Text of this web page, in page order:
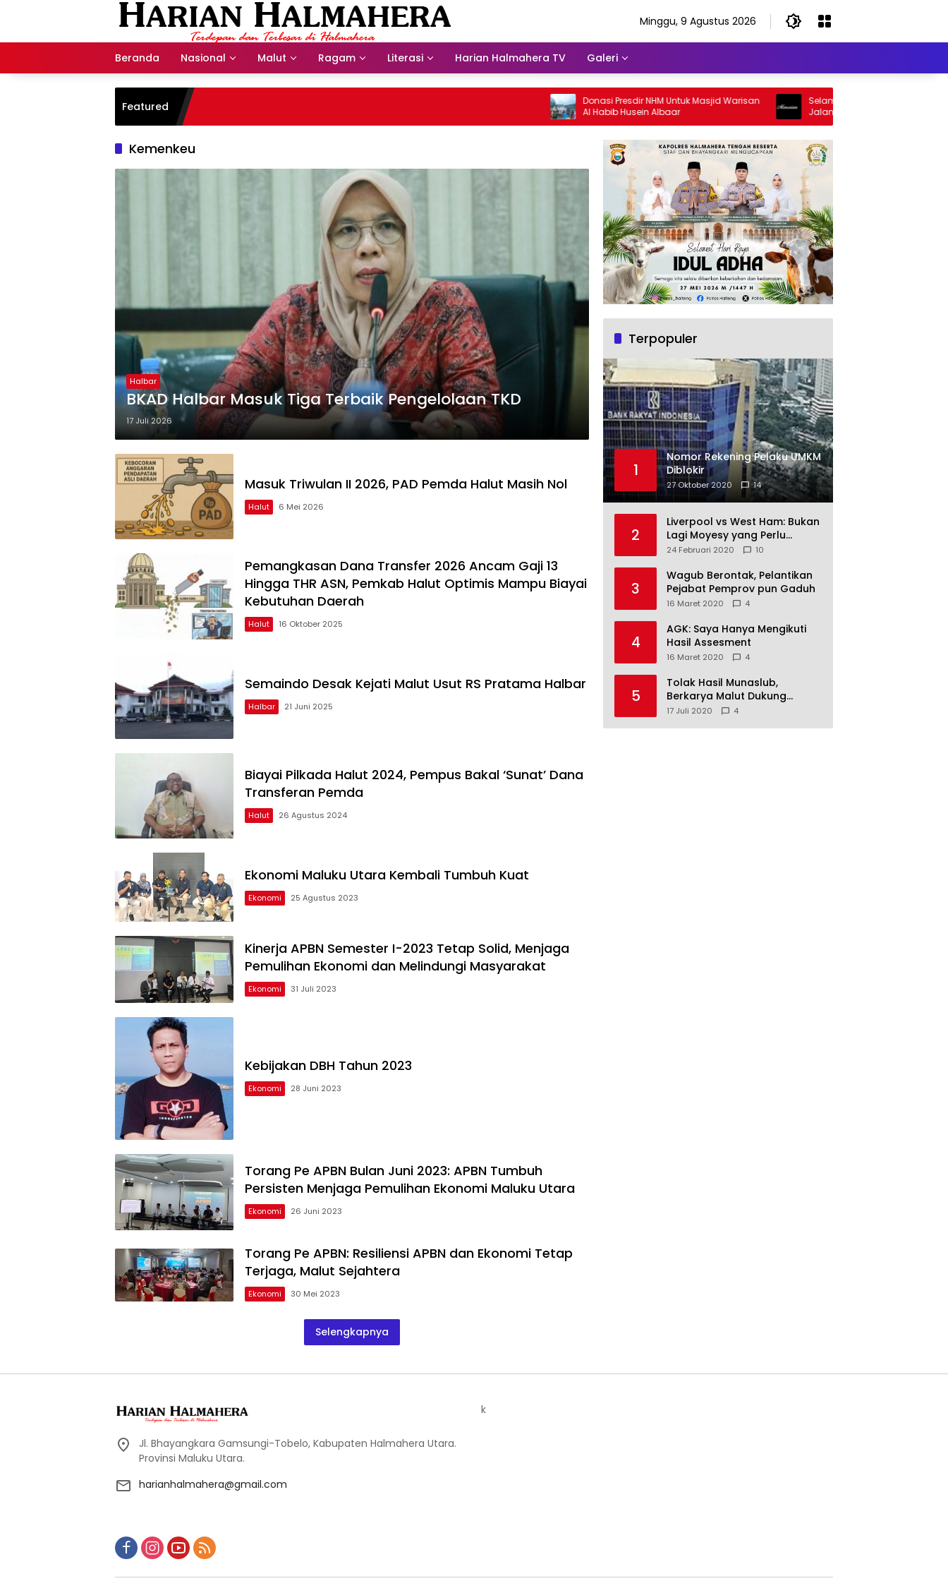
Minggu, 9 Agustus 2026
Beranda Nasional Malut Ragam Literasi Harian Halmahera TV Galeri
Featured
Donasi Presdir NHM Untuk Masjid Warisan
Al Habib Husein Albaar
Selamat Jalan Sang Inspirator, Selamat
Jalan Abangku Yuslam Idris
Kemenkeu
Halbar
BKAD Halbar Masuk Tiga Terbaik Pengelolaan TKD
17 Juli 2026
Masuk Triwulan II 2026, PAD Pemda Halut Masih Nol
Halut 6 Mei 2026
Pemangkasan Dana Transfer 2026 Ancam Gaji 13
Hingga THR ASN, Pemkab Halut Optimis Mampu Biayai
Kebutuhan Daerah
Halut 16 Oktober 2025
Semaindo Desak Kejati Malut Usut RS Pratama Halbar
Halbar 21 Juni 2025
Biayai Pilkada Halut 2024, Pempus Bakal ‘Sunat’ Dana
Transferan Pemda
Halut 26 Agustus 2024
Ekonomi Maluku Utara Kembali Tumbuh Kuat
Ekonomi 25 Agustus 2023
Kinerja APBN Semester I-2023 Tetap Solid, Menjaga
Pemulihan Ekonomi dan Melindungi Masyarakat
Ekonomi 31 Juli 2023
Kebijakan DBH Tahun 2023
Ekonomi 28 Juni 2023
Torang Pe APBN Bulan Juni 2023: APBN Tumbuh
Persisten Menjaga Pemulihan Ekonomi Maluku Utara
Ekonomi 26 Juni 2023
Torang Pe APBN: Resiliensi APBN dan Ekonomi Tetap
Terjaga, Malut Sejahtera
Ekonomi 30 Mei 2023
Selengkapnya
Terpopuler
1
Nomor Rekening Pelaku UMKM
Diblokir
27 Oktober 2020 14
2
Liverpool vs West Ham: Bukan
Lagi Moyesy yang Perlu
Ditakuti
24 Februari 2020 10
3
Wagub Berontak, Pelantikan
Pejabat Pemprov pun Gaduh
16 Maret 2020 4
4
AGK: Saya Hanya Mengikuti
Hasil Assesment
16 Maret 2020 4
5
Tolak Hasil Munaslub,
Berkarya Malut Dukung
Tommy Soeharto
17 Juli 2020 4
Jl. Bhayangkara Gamsungi-Tobelo, Kabupaten Halmahera Utara.
Provinsi Maluku Utara.
harianhalmahera@gmail.com
k